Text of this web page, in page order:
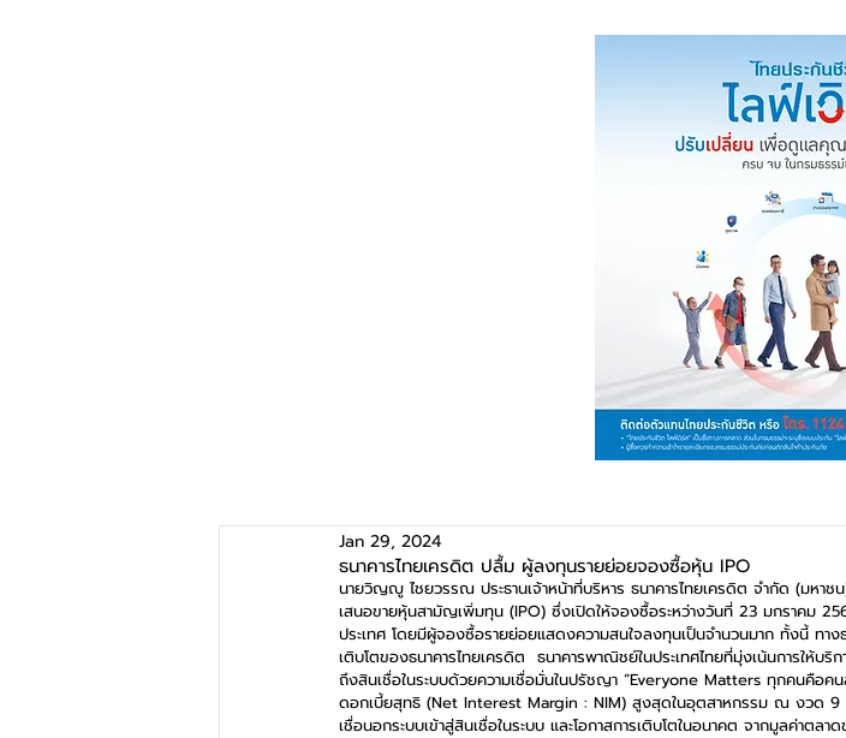
ธนาคารไทยเครดิต ปลื้ม ผู้ลงทุนรายย่อยจองซื้อหุ้น IPO
Jan 29, 2024
นายวิญญู ไชยวรรณ ประธานเจ้าหน้าที่บริหาร ธนาคารไทยเครดิต จำกัด (มหาชน
เสนอขายหุ้นสามัญเพิ่มทุน (IPO) ซึ่งเปิดให้จองซื้อระหว่างวันที่ 23 มกราคม
ประเทศ โดยมีผู้จองซื้อรายย่อยแสดงความสนใจลงทุนเป็นจำนวนมาก ทั้งนี้ ท
เติบโตของธนาคารไทยเครดิต  ธนาคารพาณิชย์ในประเทศไทยที่มุ่งเน้นการให้บริ
ถึงสินเชื่อในระบบด้วยความเชื่อมั่นในปรัชญา “Everyone Matters ทุกคนคือค
ดอกเบี้ยสุทธิ (Net Interest Margin : NIM) สูงสุดในอุตสาหกรรม ณ งวด
เชื่อนอกระบบเข้าสู่สินเชื่อในระบบ และโอกาสการเติบโตในอนาคต จากมูลค่าตลา